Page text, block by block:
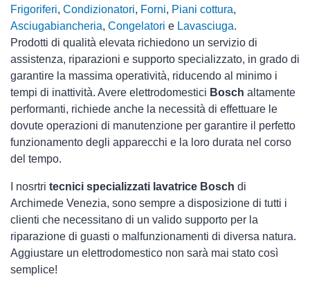
Frigoriferi, Condizionatori, Forni, Piani cottura,
Asciugabiancheria, Congelatori e Lavasciuga.
Prodotti di qualità elevata richiedono un servizio di
assistenza, riparazioni e supporto specializzato, in grado di
garantire la massima operatività, riducendo al minimo i
tempi di inattività. Avere elettrodomestici Bosch altamente
performanti, richiede anche la necessità di effettuare le
dovute operazioni di manutenzione per garantire il perfetto
funzionamento degli apparecchi e la loro durata nel corso
del tempo.
I nosrtri tecnici specializzati lavatrice Bosch di
Archimede Venezia, sono sempre a disposizione di tutti i
clienti che necessitano di un valido supporto per la
riparazione di guasti o malfunzionamenti di diversa natura.
Aggiustare un elettrodomestico non sarà mai stato così
semplice!